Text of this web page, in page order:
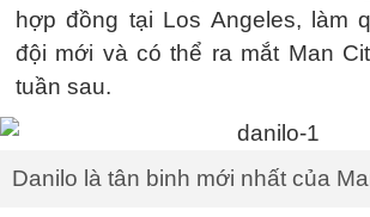
hợp đồng tại Los Angeles, làm
đội mới và có thể ra mắt Man
tuần sau.
Danilo là tân binh mới nhất của